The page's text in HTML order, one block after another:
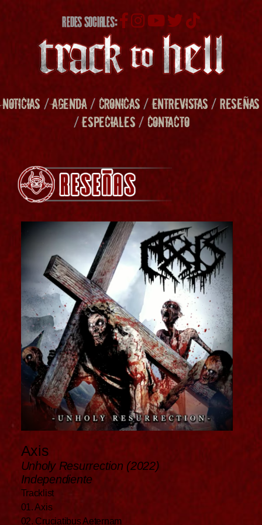
REDES SOCIALES:
NOTICIAS /AGENDA/ CRONICAS/ENTREVISTAS/RESEÑAS
/ESPECIALES/ CONTACTO
Axis
Unholy Resurrection (2022)
Independiente
Tracklist
01. Axis
02. Cruciatibus Aeternam